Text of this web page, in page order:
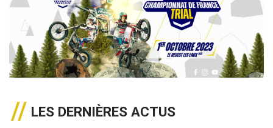
LES DERNIÈRES ACTUS